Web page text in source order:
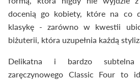
docenią go kobiety, które na co
klasykę - zarówno w kwestii
biżuterii, która uzupełnia każdą
Delikatna i bardzo subtelna
zaręczynowego Classic Four to